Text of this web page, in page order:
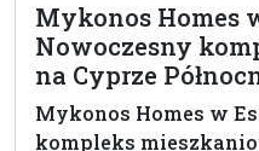
Mykonos Homes
Nowoczesny
na Cyprze
Mykonos Homes w
kompleks